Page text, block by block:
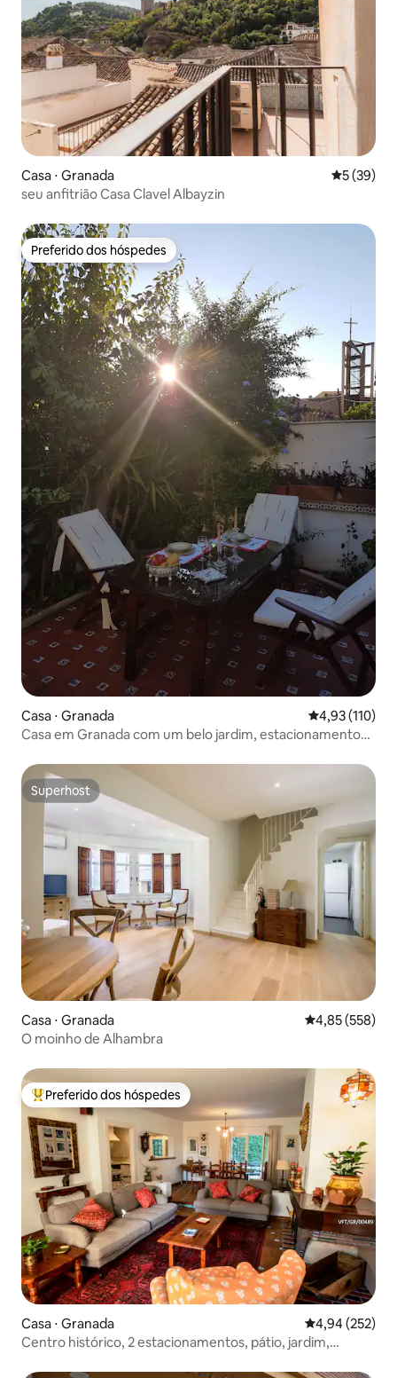
Casa ⋅ Granada 5 de uma
5 (39)
seu anfitrião Casa Clavel Albayzin
Preferido dos hóspedes
Preferido dos hóspedes
Casa ⋅ Granada 4,93 de uma
4,93 (110)
Casa em Granada com um belo jardim, estacionamento
Superhost
Superhost
Casa ⋅ Granada 4,85 de uma
4,85 (558)
O moinho de Alhambra
Entre os melhores preferidos dos hóspedes
Preferido dos hóspedes
Casa ⋅ Granada 4,94 de uma
4,94 (252)
Centro histórico, 2 estacionamentos, pátio, jardim,